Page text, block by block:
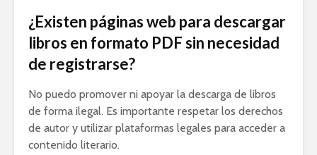
¿Existen páginas web para descargar
libros en formato PDF sin necesidad
de registrarse?
No puedo promover ni apoyar la descarga de libros
de forma ilegal. Es importante respetar los derechos
de autor y utilizar plataformas legales para acceder a
contenido literario.